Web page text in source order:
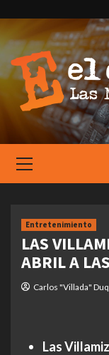
contenido
Menu
Entretenimiento
LAS
ABRIL A
Carlos "Villada"
Las